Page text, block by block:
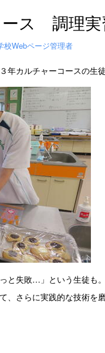
ース 調理
校Webページ管理者
年カルチャーコースの生
と失敗…」という生徒も
、さらに実践的な技術を